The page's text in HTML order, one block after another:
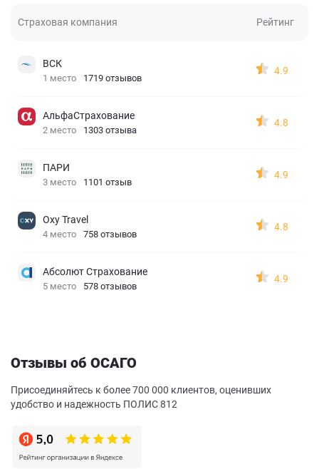
Страховая компания Рейтинг
ВСК
1 место 1719 отзывов
4.9
АльфаСтрахование
2 место 1303 отзыва
4.8
ПАРИ
3 место 1101 отзыв
4.9
Oxy Travel
4 место 758 отзывов
4.8
Абсолют Страхование
5 место 578 отзывов
4.9
Отзывы об ОСАГО
Присоединяйтесь к более 700 000 клиентов, оценивших
удобство и надежность ПОЛИС 812